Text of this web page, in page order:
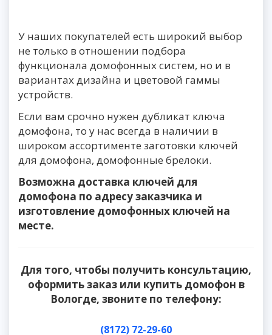
У наших покупателей есть широкий выбор
не только в отношении подбора
функционала домофонных систем, но и в
вариантах дизайна и цветовой гаммы
устройств.
Если вам срочно нужен дубликат ключа
домофона, то у нас всегда в наличии в
широком ассортименте заготовки ключей
для домофона, домофонные брелоки.
Возможна доставка ключей для
домофона по адресу заказчика и
изготовление домофонных ключей на
месте.
Для того, чтобы получить консультацию,
оформить заказ или купить домофон в
Вологде, звоните по телефону:
(8172) 72-29-60